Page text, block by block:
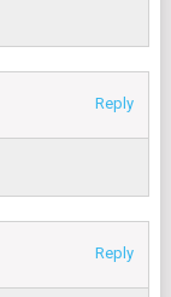
Reply
Reply